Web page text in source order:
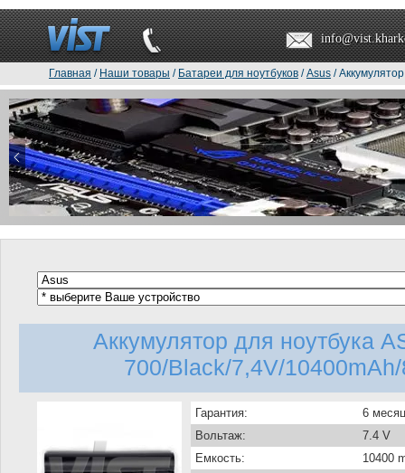
Главная / Наши товары / Батареи для ноутбуков /Asus /
Аккумулятор для ноутбука
700/Black/7,4V/
Гарантия:
6
Вольтаж:
7.4 V
Емкость:
10400